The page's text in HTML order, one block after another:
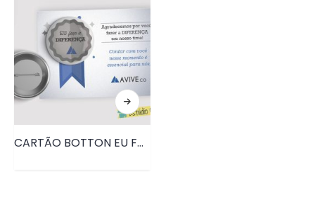
CARTÃO BOTTON EU FAÇO A DIFERENÇA • PRD143